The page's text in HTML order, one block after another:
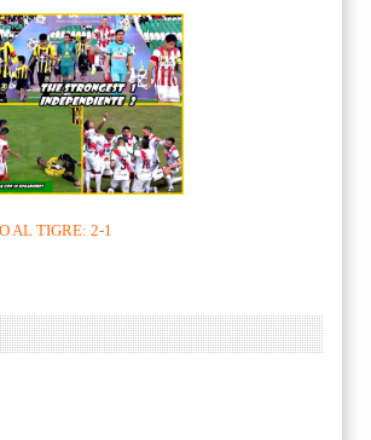
AL TIGRE: 2-1